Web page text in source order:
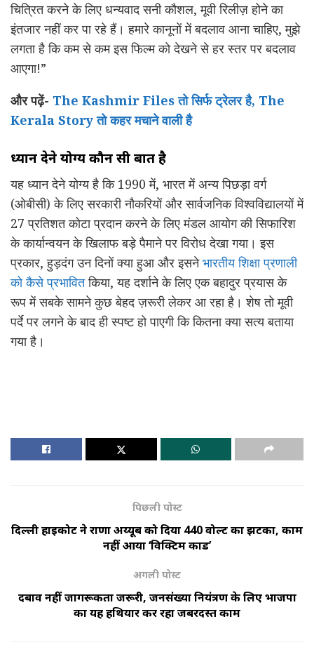
चित्रित करने के लिए धन्यवाद सनी कौशल, मूवी रिलीज़ होने का
इंतजार नहीं कर पा रहे हैं। हमारे कानूनों में बदलाव आना चाहिए, मुझे
लगता है कि कम से कम इस फिल्म को देखने से हर स्तर पर बदलाव
आएगा!”
और पढ़ें- The Kashmir Files तो सिर्फ ट्रेलर है, The
Kerala Story तो कहर मचाने वाली है
ध्यानदेनेयोग्य कौन सी बात है
यह ध्यान देने योग्य है कि 1990 में, भारत में अन्य पिछड़ा वर्ग
(ओबीसी) के लिए सरकारी नौकरियों और सार्वजनिक विश्वविद्यालयों में
27 प्रतिशत कोटा प्रदान करने के लिए मंडल आयोग की सिफारिश
के कार्यान्वयन के खिलाफ बड़े पैमाने पर विरोध देखा गया। इस
प्रकार, हुड़दंग उन दिनों क्या हुआ और इसनेभारतीय शिक्षा प्रणाली
को कैसे प्रभावितकिया, यह दर्शाने के लिए एक बहादुर प्रयास के
रूप में सबके सामने कुछ बेहद ज़रूरी लेकर आ रहा है। शेष तो मूवी
पर्दे पर लगने के बाद ही स्पष्ट हो पाएगी कि कितना क्या सत्य बताया
गया है।
पिछली पोस्ट
दिल्ली हाईकोर्ट ने राणा अय्यूब को दिया 440 वोल्ट का झटका, काम
नहीं आया ‘विक्टिम कार्ड’
अगली पोस्ट
दबाव नहीं जागरूकता जरूरी, जनसंख्या नियंत्रण के लिए भाजपा
का यह हथियार कर रहा जबरदस्त काम